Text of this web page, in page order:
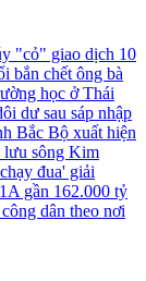
"cỏ" giao dịch 10
bắn chết ông bà
học ở Thái
dư sau sáp nhập
Bắc Bộ xuất hiện
lưu sông Kim
đua' giải
gần 162.000 tỷ
dân theo nơi